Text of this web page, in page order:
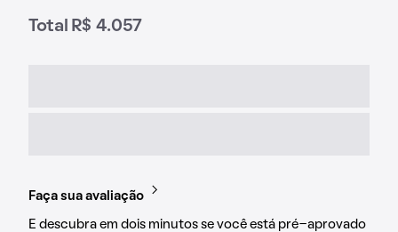
Total R$ 4.057
Faça sua avaliação
E descubra em dois minutos se você está pré-aprovado